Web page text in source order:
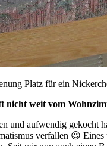
Platz für ein
nicht weit vom
und aufwendig gekocht
verfallen 😉